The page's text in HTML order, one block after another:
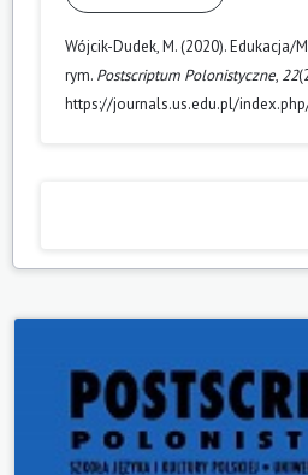
Wójcik-Dudek, M. (2020). Edukacja/
rym. Postscriptum Polonistyczne, 22
https://journals.us.edu.pl/